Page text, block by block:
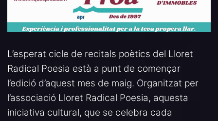
L’esperat cicle de recitals poètics del Lloret
Radical Poesia està a punt de començar
l’edició d’aquest mes de maig. Organitzat per
l’associació Lloret Radical Poesia, aquesta
iniciativa cultural, que se celebra cada